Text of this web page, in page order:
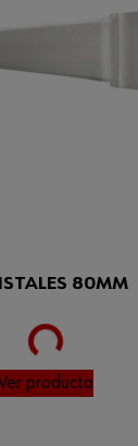
80MM
Loading...
producto